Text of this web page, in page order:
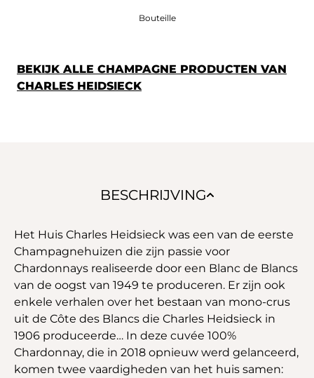
Bouteille
BEKIJK ALLE CHAMPAGNE PRODUCTEN VAN
CHARLES HEIDSIECK
BESCHRIJVING
Het Huis Charles Heidsieck was een van de eerste
Champagnehuizen die zijn passie voor
Chardonnays realiseerde door een Blanc de Blancs
van de oogst van 1949 te produceren. Er zijn ook
enkele verhalen over het bestaan van mono-crus
uit de Côte des Blancs die Charles Heidsieck in
1906 produceerde… In deze cuvée 100%
Chardonnay, die in 2018 opnieuw werd gelanceerd,
komen twee vaardigheden van het huis samen: